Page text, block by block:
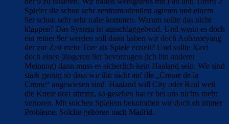
Spieler die schon sehr zentrumorientiert agieren und einem
9er schon sehr sehr nahe kommen. Warum sollte das nicht
klappen? Das System ist ausschlaggebend. Und wenn es doch
ein reiner 9er werden soll dann haben wir doch Aubameyang
der zur Zeit mehr Tore als Spiele erzielt? Und sollte Xavi
doch einen jüngeren 9er bevorzugen (ich bin anderer
Meinung) dann muss es sicherlich kein Haaland sein. Wir sind
stark genug so dass wir ihn nicht auf die „Creme de la
Creme“ angewiesen sind. Haaland will City oder Real weil
die Knete dort stimmt, so gesehen hat er bei uns nichts mehr
verloren. Mit solchen Spielern bekommen wir doch eh immer
Probleme. Solche gehören nach Madrid.